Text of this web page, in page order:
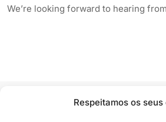
Respeitamos os seus
We’re looking forward to hearing